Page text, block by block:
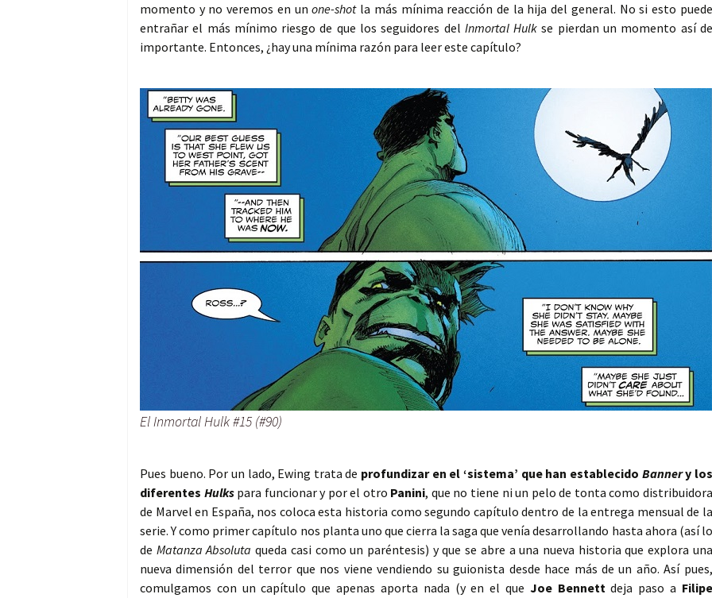
momento y no veremos en unone-shotla más mínima reacción de la hija del general. No si esto puede
entrañar el más mínimo riesgo de que los seguidores del Inmortal Hulk se pierdan un momento así de
importante. Entonces, ¿hay una mínima razón para leer este capítulo?
El Inmortal Hulk #15 (#90)
Pues bueno. Por un lado, Ewing trata de profundizar en el ‘sistema’ que han establecido Bannery los
diferentes Hulkspara funcionar y por el otro Panini, que no tiene ni un pelo de tonta como distribuidora
de Marvel en España, nos coloca esta historia como segundo capítulo dentro de la entrega mensual de la
serie. Y como primer capítulo nos planta uno que cierra la saga que venía desarrollando hasta ahora (así lo
de Matanza Absoluta queda casi como un paréntesis) y que se abre a una nueva historia que explora una
nueva dimensión del terror que nos viene vendiendo su guionista desde hace más de un año. Así pues,
comulgamos con un capítulo que apenas aporta nada (y en el que Joe Bennettdeja paso a Filipe